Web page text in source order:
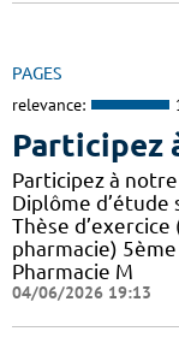
PAGES
relevance:
Participez
Participez à
Diplôme d’étude
Thèse
pharmacie)
Pharmacie M
04/06/2026 19:13